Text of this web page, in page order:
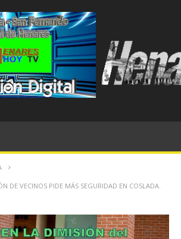
DE VECINOS PIDE MÁS SEGURIDAD EN COSLADA.